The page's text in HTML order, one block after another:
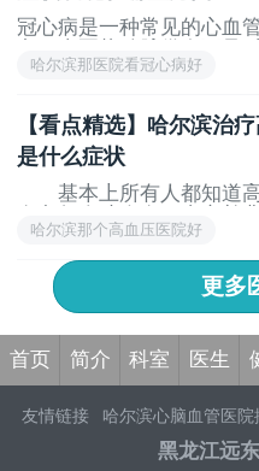
冠心病是一种常见的心血
和症状，如胸痛、气短、
要。 首先，冠心病常见
哈尔滨那医院看冠心病好
【看点精选】哈尔滨治
是什么症状
基本上所有人都知道高
也患有高血压
哈尔滨那个高血压医院好
更多
首页 简介 科室 医生
友情链接 哈尔滨心脑血管医院
治疗心脑血管的医院
哈尔滨远
黑龙江远